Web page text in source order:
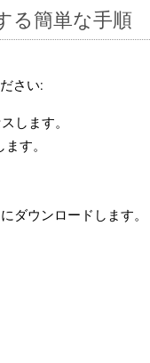
る簡単な手順
さい:
します。
す。
ダウンロードします。